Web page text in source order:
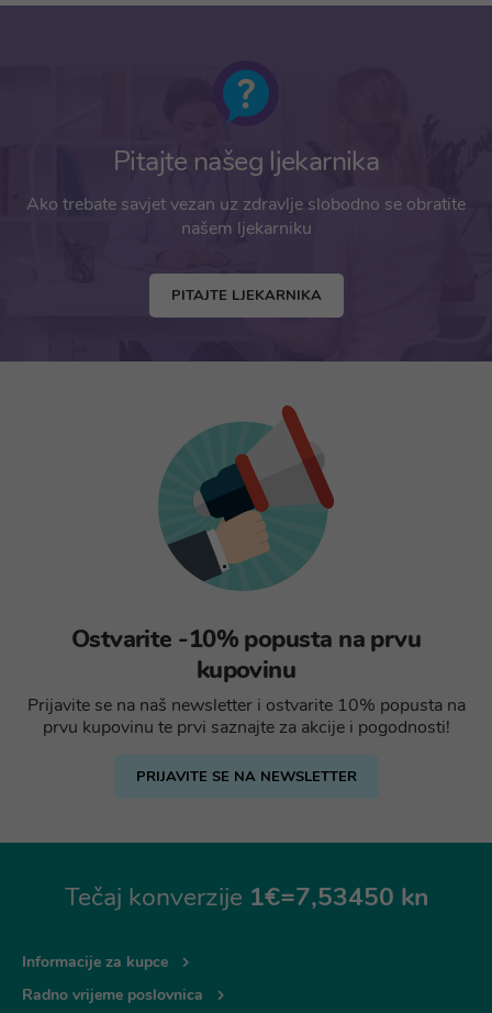
Pitajte našeg ljekarnika
Ako trebate savjet vezan uz zdravlje slobodno se obratite
našem ljekarniku
PITAJTE LJEKARNIKA
Ostvarite -10% popusta na prvu
kupovinu
Prijavite se na naš newsletter i ostvarite 10% popusta na
prvu kupovinu te prvi saznajte za akcije i pogodnosti!
PRIJAVITE SE NA NEWSLETTER
Tečaj konverzije 1€=7,53450 kn
Informacije za kupce
Radno vrijeme poslovnica